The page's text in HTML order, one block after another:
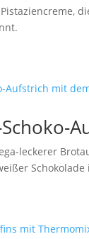
leckerer